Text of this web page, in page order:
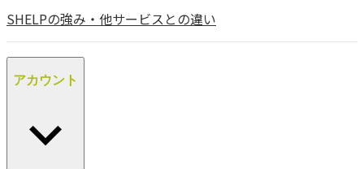
SHELPの強み・他サービスとの違い
アカウント